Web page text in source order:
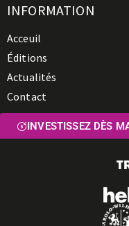
INFORMATION
Acceuil
Éditions
Actualités
Contact
INVESTISSEZ DÈS